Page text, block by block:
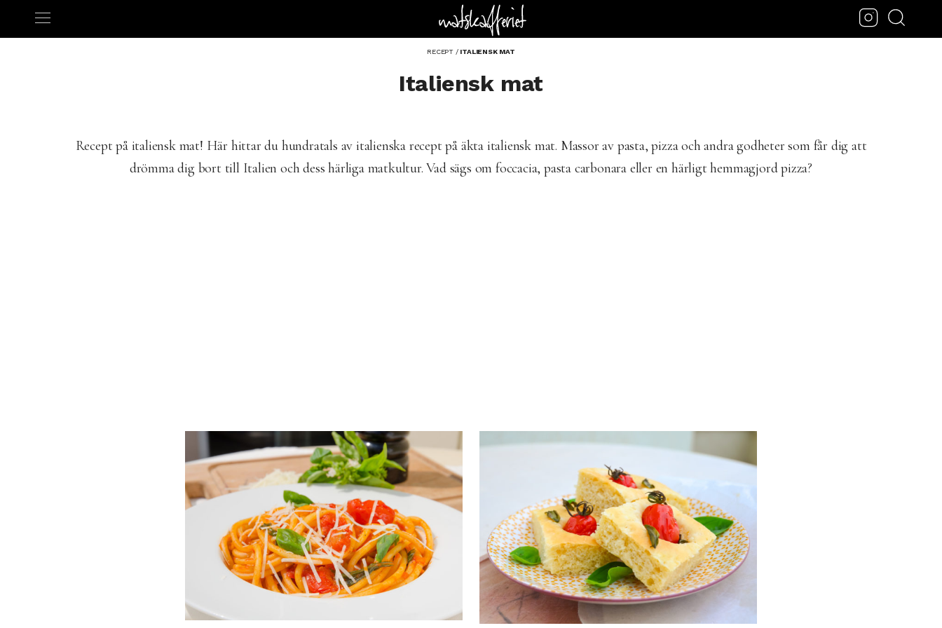
RECEPT / ITALIENSK MAT
Italiensk mat
Recept på italiensk mat! Här hittar du hundratals av italienska recept på äkta italiensk mat. Massor av pasta, pizza och andra godheter som får dig att
drömma dig bort till Italien och dess härliga matkultur. Vad sägs om foccacia, pasta carbonara eller en härligt hemmagjord pizza?